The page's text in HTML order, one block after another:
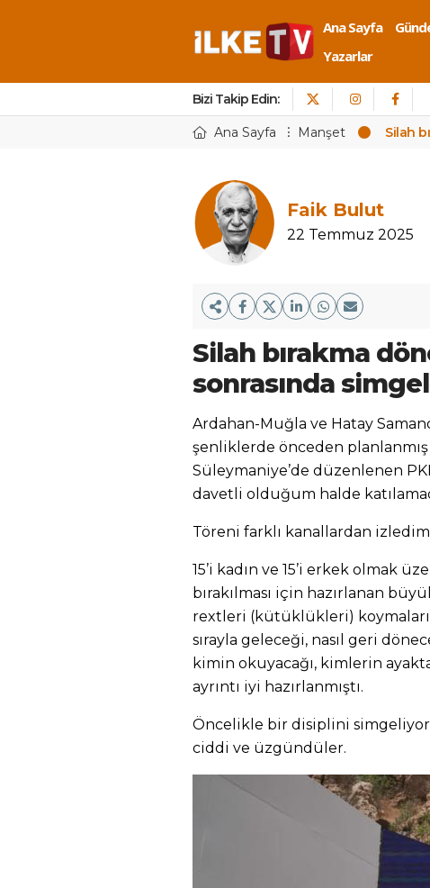
Ana Sayfa
Yazarlar
Bizi Takip Edin:
Ana Sayfa Manşet Silah
Faik Bulut
22 Temmuz 2025
Silah bırakma
sonrasında
Ardahan-Muğla ve Hatay
şenliklerde önceden
Süleymaniye’de düzenlenen
davetli olduğum halde
Töreni farklı kanallardan
15’i kadın ve 15’i erkek olmak
bırakılması için hazırlanan
rextleri (kütüklükleri)
sırayla geleceği, nasıl geri
kimin okuyacağı, kimlerin
ayrıntı iyi hazırlanmıştı.
Öncelikle bir disiplini
ciddi ve üzgündüler.